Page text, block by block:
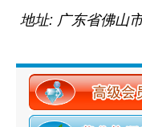
地址: 广东省佛山